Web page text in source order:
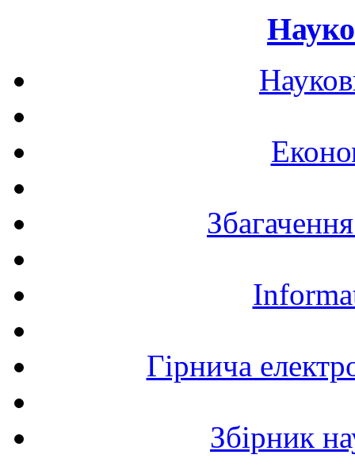
Гірнича
Збірник